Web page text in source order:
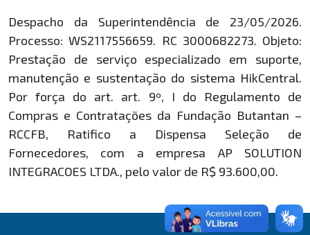
Despacho da Superintendência de 23/05/2026.
Processo: WS2117556659. RC 3000682273. Objeto:
Prestação de serviço especializado em suporte,
manutenção e sustentação do sistema HikCentral.
Por força do art. art. 9º, I do Regulamento de
Compras e Contratações da Fundação Butantan –
RCCFB, Ratifico a Dispensa Seleção de
Fornecedores, com a empresa AP SOLUTION
INTEGRACOES LTDA., pelo valor de R$ 93.600,00.